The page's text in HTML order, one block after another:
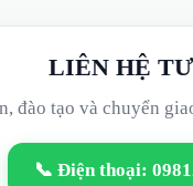
LIÊN HỆ
đào tạo và chuyển
📞 Điện thoại: